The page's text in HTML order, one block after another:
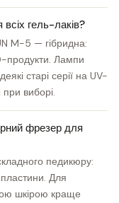
гель-лаків?
M-5 — гібридна:
продукти. Лампи
старі серії на UV-
виборі.
фрезер для
педикюру:
Для
шкірою краще